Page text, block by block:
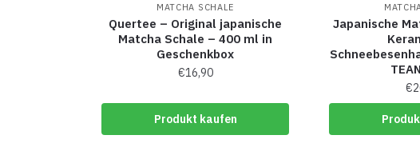
MATCHA SCHALE
Quertee – Original japanische
Matcha Schale – 400 ml in
Geschenkbox
€16,90
Produkt kaufen
Japanische
€